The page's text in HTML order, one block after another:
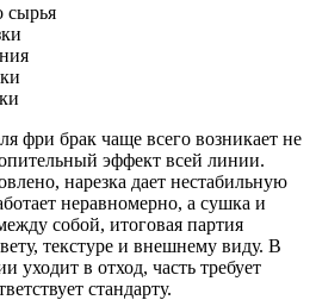
сырья
фри брак чаще всего возникает не
эффект всей линии.
нарезка дает нестабильную
неравномерно, а сушка и
собой, итоговая партия
текстуре и внешнему виду. В
уходит в отход, часть требует
стандарту.